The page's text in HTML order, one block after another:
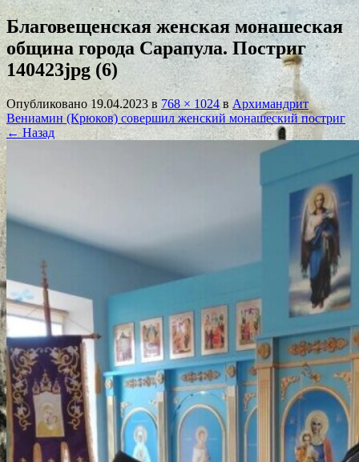
Благовещенская женская монашеская
община города Сарапула. Постриг
140423jpg (6)
Опубликовано19.04.2023 в 768 × 1024вАрхимандрит
Вениамин (Крюков) совершил женский монашеский постриг
← Назад